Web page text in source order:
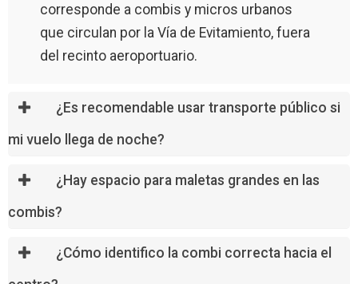
corresponde a combis y micros urbanos
que circulan por la Vía de Evitamiento, fuera
del recinto aeroportuario.
¿Es recomendable usar transporte público si
mi vuelo llega de noche?
¿Hay espacio para maletas grandes en las
combis?
¿Cómo identifico la combi correcta hacia el